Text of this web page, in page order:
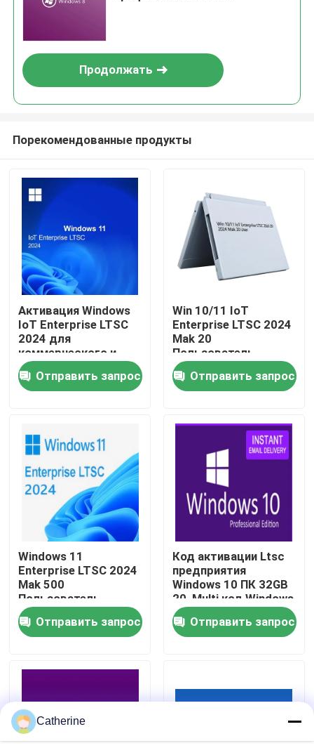
Домой
Продукты
Видеозаписи
О нас
Контроль качества
Свяжитесь с нами
Новости
Office 2024 Key Купить
Продолжать
Порекомендованные продукты
Активация Windows
IoT Enterprise LTSC
2024 для
коммерческого и
промышленного
развертывания
оборудования
Отправить запрос
Win 10/11 IoT
Enterprise LTSC 2024
Mak 20
Пользователь
Отправить запрос
Windows 11
Enterprise LTSC 2024
Mak 500
Пользователь
Быстрая доставка
Ключ продукта
Отправить запрос
Код активации Ltsc
предприятия
Windows 10 ПК 32GB
20, Multi код Windows
10 активации языка
Отправить запрос
Catherine